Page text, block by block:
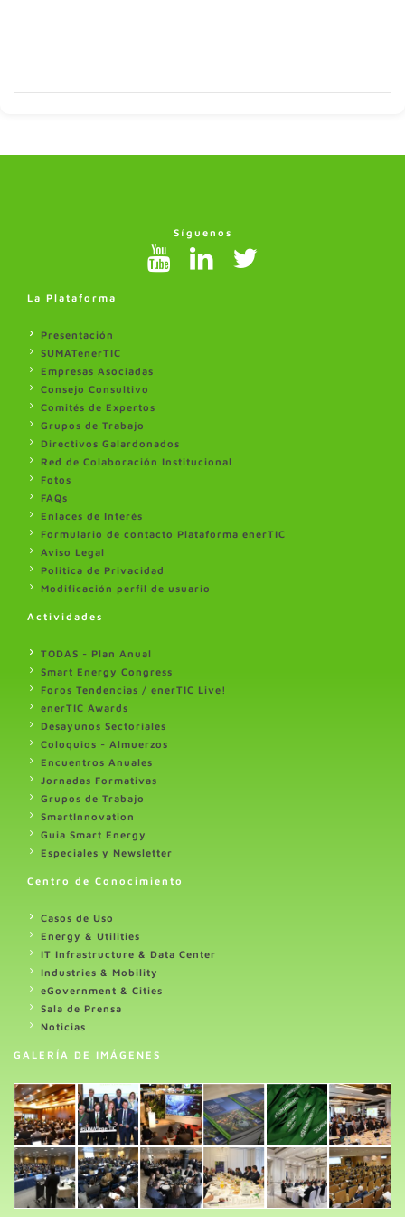
Síguenos
La Plataforma
Presentación
SUMATenerTIC
Empresas Asociadas
Consejo Consultivo
Comités de Expertos
Grupos de Trabajo
Directivos Galardonados
Red de Colaboración Institucional
Fotos
FAQs
Enlaces de Interés
Formulario de contacto Plataforma enerTIC
Aviso Legal
Politica de Privacidad
Modificación perfil de usuario
Actividades
TODAS - Plan Anual
Smart Energy Congress
Foros Tendencias / enerTIC Live!
enerTIC Awards
Desayunos Sectoriales
Coloquios - Almuerzos
Encuentros Anuales
Jornadas Formativas
Grupos de Trabajo
SmartInnovation
Guia Smart Energy
Especiales y Newsletter
Centro de Conocimiento
Casos de Uso
Energy & Utilities
IT Infrastructure & Data Center
Industries & Mobility
eGovernment & Cities
Sala de Prensa
Noticias
GALERÍA DE IMÁGENES